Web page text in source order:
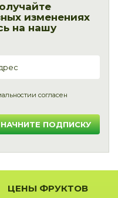
изменениях
на нашу
и согласен
НАЧНИТЕ ПОДПИСКУ
ЦЕНЫ ФРУКТОВ